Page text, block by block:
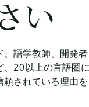
い
、語学教師、開発
、20以上の言語圏
されている理由